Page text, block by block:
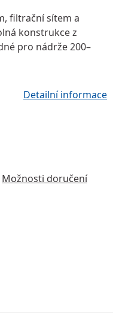
, filtrační sítem a
konstrukce z
pro nádrže 200–
Detailní informace
Možnosti doručení